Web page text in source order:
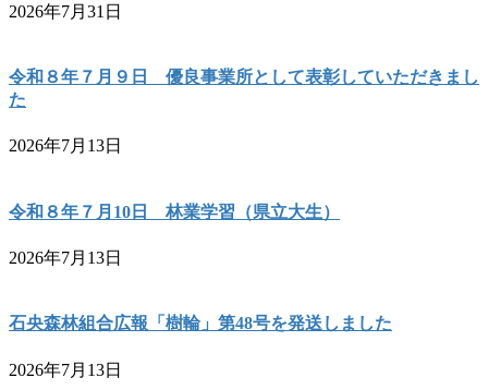
2026年7月31日
令和８年７月９日 優良事業所として表彰していただきまし
た
2026年7月13日
令和８年７月10日 林業学習（県立大生）
2026年7月13日
石央森林組合広報「樹輪」第48号を発送しました
2026年7月13日